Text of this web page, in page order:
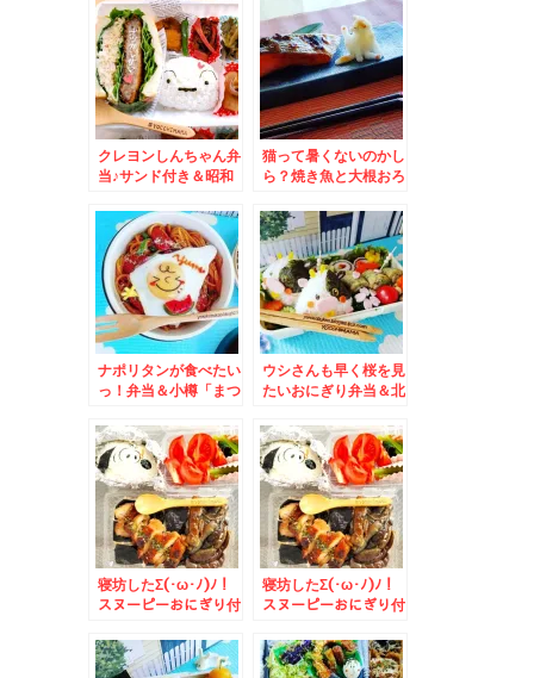
の「サーモン丼」♪肉
厚脂乗りくどくなくう
まっ！！
のテイクアウト店「チ
キン南蛮弁当」♪買え
ちゃう！！(*´艸`*)
クレヨンしんちゃん弁
当♪サンド付き＆昭和
物「若鳥天狗」さんの
「若鳥半身揚げ」と
「骨付きレック」
猫って暑くないのかし
ら？焼き魚と大根おろ
「里李庵」りりあんさ
んの「バターケーキ」
「いちごショート」
「モンブラン」がうま
ーーーい！！(*´艸`*)
ナポリタンが食べたい
っ！弁当＆小樽「まつ
げ弁当」ほか弁の唐揚
げ２系統ありますよね
♪美味しい食べ方☆
ウシさんも早く桜を見
たいおにぎり弁当＆北
ン一つ星連続受賞「う
なぎ かどわき」さん
で鰻丼満喫♪
寝坊したΣ(･ω･ﾉ)ﾉ！
スヌーピーおにぎり付
寝坊したΣ(･ω･ﾉ)ﾉ！
スヌーピーおにぎり付